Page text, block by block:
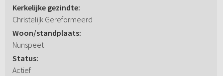
Kerkelijke gezindte:
Christelijk Gereformeerd
Woon/standplaats:
Nunspeet
Status:
Actief